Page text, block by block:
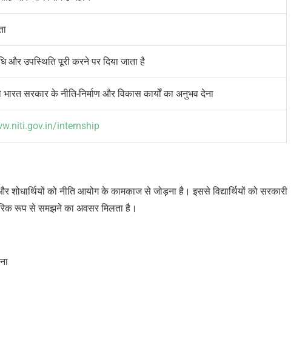
और उपस्थिति पूरी करने पर दिया जाता है
भारत सरकार के नीति-निर्माण और विकास कार्यों का अनुभव देना
internship
और शोधार्थियों को नीति आयोग के कामकाज से जोड़ना है। इससे विद्यार्थियों को सरकारी
रूप से समझने का अवसर मिलता है।